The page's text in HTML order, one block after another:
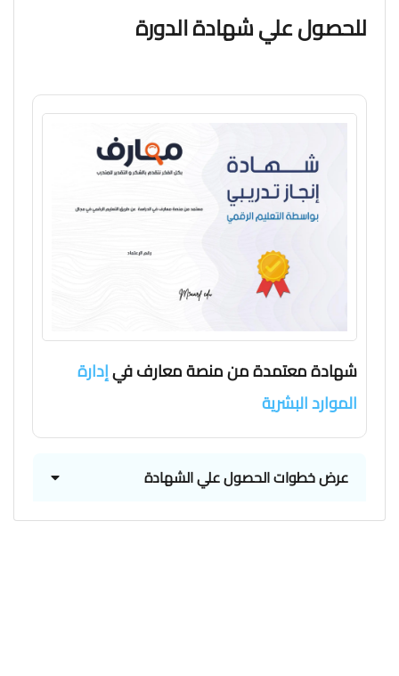
للحصول علي شهادة الدورة
شهادة معتمدة من منصة معارف فيإدارة
الموارد البشرية
عرض خطوات الحصول علي الشهادة